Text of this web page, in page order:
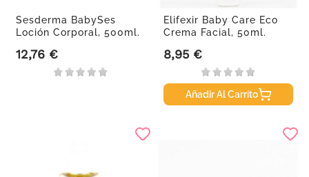
Sesderma BabySes
Loción Corporal, 500ml.
Precio
12,76 €
Elifexir Baby Care Eco
Crema Facial, 50ml.
Precio
8,95 €
Añadir Al Carrito